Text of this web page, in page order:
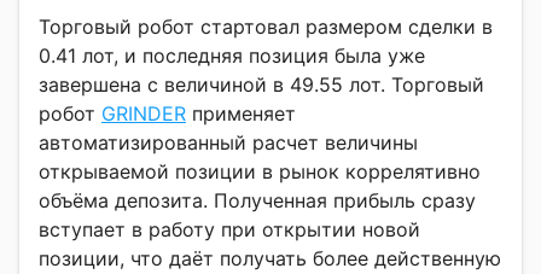
Торговый робот стартовал размером сделки в
0.41 лот, и последняя позиция была уже
завершена с величиной в 49.55 лот. Торговый
робот GRINDER применяет
автоматизированный расчет величины
открываемой позиции в рынок коррелятивно
объёма депозита. Полученная прибыль сразу
вступает в работу при открытии новой
позиции, что даёт получать более действенную